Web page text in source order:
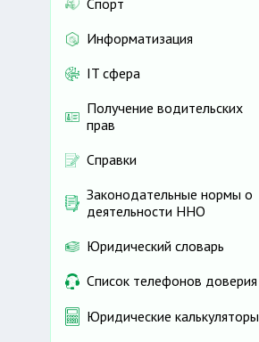
Спорт
Информатизация
IT сфера
Получение водительских
прав
Справки
Законодательные нормы о
деятельности ННО
Юридический словарь
Список телефонов доверия
Юридические калькуляторы